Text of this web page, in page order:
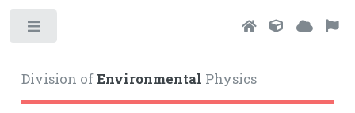
Division ofEnvironmental Physics